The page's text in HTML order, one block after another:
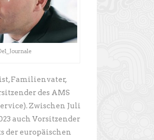
Familienvater,
des AMS
Zwischen Juli
auch Vorsitzender
der europäischen